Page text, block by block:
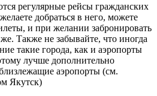
регулярные рейсы гражданских
добраться в него, можете
и при желании забронировать
Также не забывайте, что иногда
такие города, как и аэропорты
лучше дополнительно
аэропорты (см.
Якутск)